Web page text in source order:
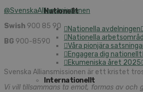
Nationellt
Nationella avdelningen
Nationella
Våra pionjära
Engagera dig nationellt
Ekumeniska året 2025
Internationellt
@SvenskaAlliansmissionen
Swish 900 85 90
BG 900-8590
Svenska Alliansmissionen är ett kristet
Vi vill tillsammans ta emot, formas av och